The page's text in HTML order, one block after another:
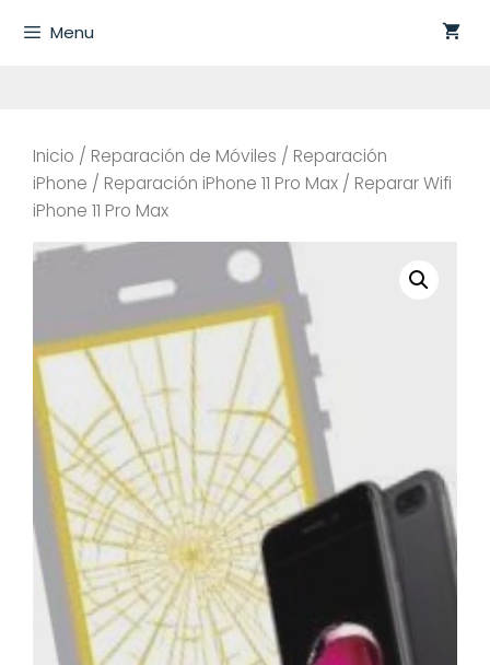
Menu
Inicio / Reparación de Móviles / Reparación
iPhone / Reparación iPhone 11 Pro Max / Reparar Wifi
iPhone 11 Pro Max